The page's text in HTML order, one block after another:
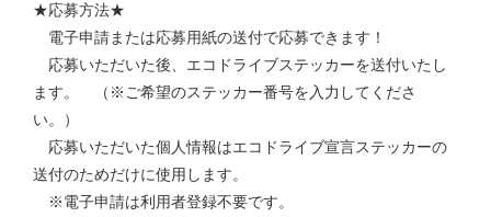
★応募方法★
電子申請または応募用紙の送付で応募できます！
応募いただいた後、エコドライブステッカーを送付いたし
ます。 （※ご希望のステッカー番号を入力してくださ
い。）
応募いただいた個人情報はエコドライブ宣言ステッカーの
送付のためだけに使用します。
※電子申請は利用者登録不要です。